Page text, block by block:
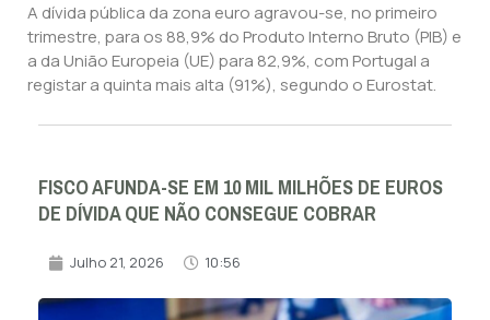
A dívida pública da zona euro agravou-se, no primeiro
trimestre, para os 88,9% do Produto Interno Bruto (PIB) e
a da União Europeia (UE) para 82,9%, com Portugal a
registar a quinta mais alta (91%), segundo o Eurostat.
FISCO AFUNDA-SE EM 10 MIL MILHÕES DE EUROS
DE DÍVIDA QUE NÃO CONSEGUE COBRAR
Julho 21, 2026 10:56